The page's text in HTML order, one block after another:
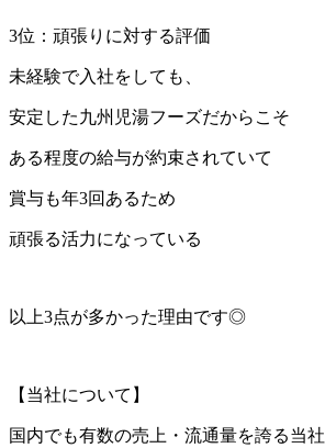
3位：頑張りに対する評価
未経験で入社をしても、
安定した九州児湯フーズだからこそ
ある程度の給与が約束されていて
賞与も年3回あるため
頑張る活力になっている
以上3点が多かった理由です◎
【当社について】
国内でも有数の売上・流通量を誇る当社